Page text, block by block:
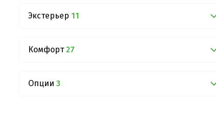
Экстерьер 11
Комфорт 27
Опции 3